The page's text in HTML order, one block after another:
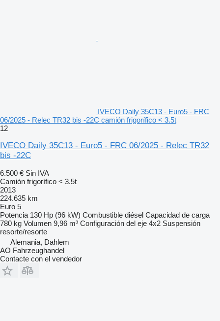
IVECO Daily 35C13 - Euro5 - FRC
06/2025 - Relec TR32 bis -22C camión frigorífico < 3.5t
12
IVECO Daily 35C13 - Euro5 - FRC 06/2025 - Relec TR32
bis -22C
6.500 € Sin IVA
Camión frigorífico < 3.5t
2013
224.635 km
Euro 5
Potencia 130 Hp (96 kW) Combustible diésel Capacidad de carga
780 kg Volumen 9,96 m³ Configuración del eje 4x2 Suspensión
resorte/resorte
Alemania, Dahlem
AO Fahrzeughandel
Contacte con el vendedor